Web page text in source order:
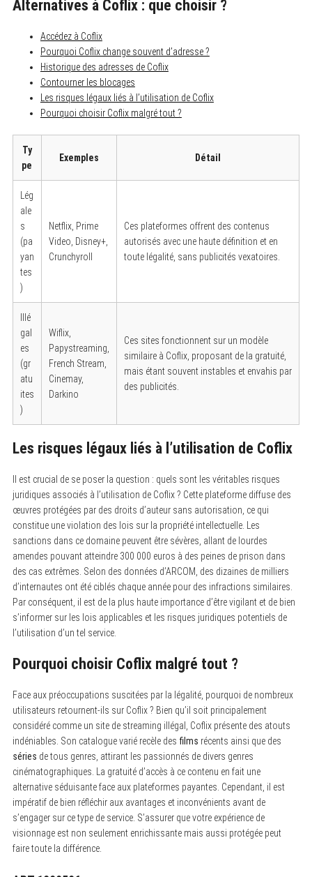
Alternatives à Coflix : que choisir ?
Accédez à Coflix
Pourquoi Coflix change souvent d’adresse ?
Historique des adresses de Coflix
Contourner les blocages
Les risques légaux liés à l’utilisation de Coflix
Pourquoi choisir Coflix malgré tout ?
Ty
pe
Exemples Détail
Lég
ale
s
(pa
yan
tes
)
Netflix, Prime
Video, Disney+,
Crunchyroll
Ces plateformes offrent des contenus
autorisés avec une haute définition et en
toute légalité, sans publicités vexatoires.
Illé
gal
es
(gr
atu
ites
)
Wiflix,
Papystreaming,
French Stream,
Cinemay,
Darkino
Ces sites fonctionnent sur un modèle
similaire à Coflix, proposant de la gratuité,
mais étant souvent instables et envahis par
des publicités.
Les risques légaux liés à l’utilisation de Coflix
Il est crucial de se poser la question : quels sont les véritables risques
juridiques associés à l’utilisation de Coflix ? Cette plateforme diffuse des
œuvres protégées par des droits d’auteur sans autorisation, ce qui
constitue une violation des lois sur la propriété intellectuelle. Les
sanctions dans ce domaine peuvent être sévères, allant de lourdes
amendes pouvant atteindre 300 000 euros à des peines de prison dans
des cas extrêmes. Selon des données d’ARCOM, des dizaines de milliers
d’internautes ont été ciblés chaque année pour des infractions similaires.
Par conséquent, il est de la plus haute importance d’être vigilant et de bien
s’informer sur les lois applicables et les risques juridiques potentiels de
l’utilisation d’un tel service.
Pourquoi choisir Coflix malgré tout ?
Face aux préoccupations suscitées par la légalité, pourquoi de nombreux
utilisateurs retournent-ils sur Coflix ? Bien qu’il soit principalement
considéré comme un site de streaming illégal, Coflix présente des atouts
indéniables. Son catalogue varié recèle des films récents ainsi que des
séries de tous genres, attirant les passionnés de divers genres
cinématographiques. La gratuité d’accès à ce contenu en fait une
alternative séduisante face aux plateformes payantes. Cependant, il est
impératif de bien réfléchir aux avantages et inconvénients avant de
s’engager sur ce type de service. S’assurer que votre expérience de
visionnage est non seulement enrichissante mais aussi protégée peut
faire toute la différence.